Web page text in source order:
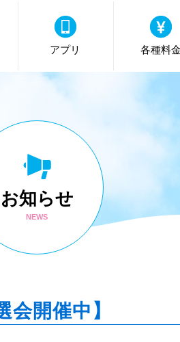
アプリ 各種料金
お知らせ
NEWS
会開催中】